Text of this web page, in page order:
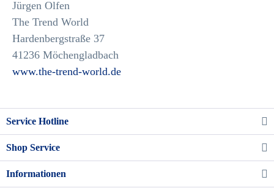
Jürgen Olfen
The Trend World
Hardenbergstraße 37
41236 Möchengladbach
www.the-trend-world.de
Service Hotline
Shop Service
Informationen